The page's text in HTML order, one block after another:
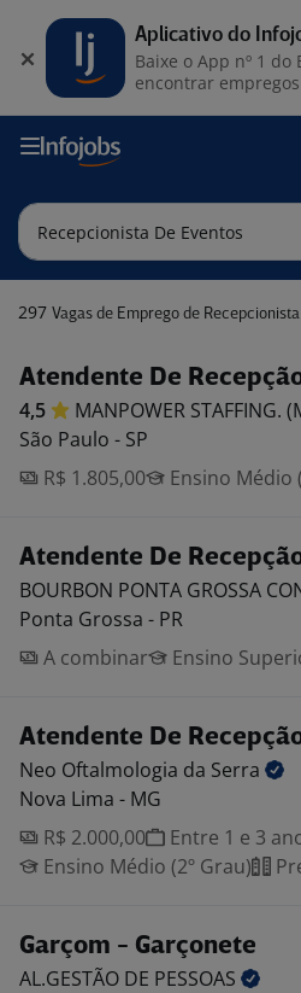
297 Vagas de Emprego de
Atendente De
4,5 MANPOWER STAFFING.
São Paulo - SP
R$ 1.805,00
Ensino Médio
Atendente De
BOURBON PONTA GROSSA
Ponta Grossa - PR
A combinar
Ensino
Atendente De
Neo Oftalmologia da Serra
Nova Lima - MG
R$ 2.000,00
Entre 1 e 3
Ensino Médio (2º Grau)
Garçom - Garçonete
AL.GESTÃO DE PESSOAS
Aplicativo do
Baixe o App nº 1 do
encontrar empregos